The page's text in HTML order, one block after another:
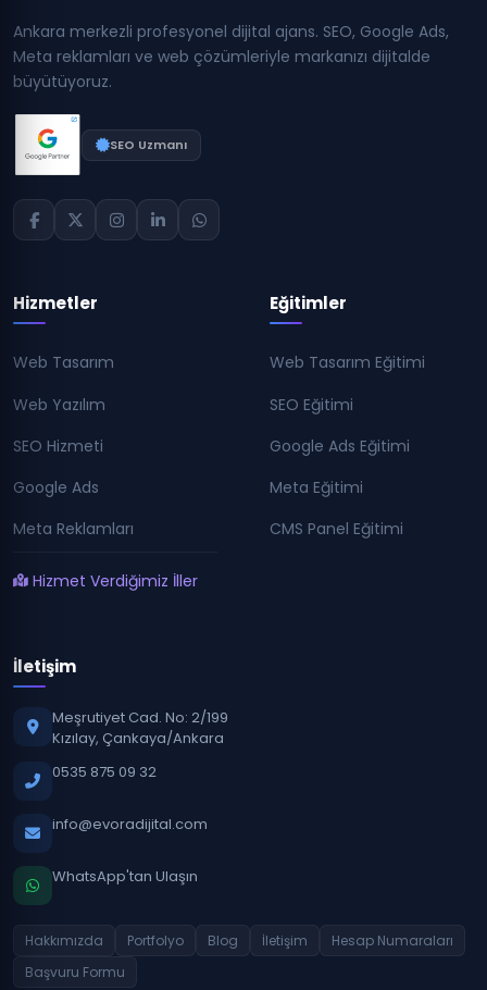
Ankara merkezli profesyonel dijital ajans. SEO, Google Ads,
Meta reklamları ve web çözümleriyle markanızı dijitalde
büyütüyoruz.
SEO Uzmanı
Hizmetler
Web Tasarım
Web Yazılım
SEO Hizmeti
Google Ads
Meta Reklamları
Hizmet Verdiğimiz İller
Eğitimler
Web Tasarım Eğitimi
SEO Eğitimi
Google Ads Eğitimi
Meta Eğitimi
CMS Panel Eğitimi
İletişim
Meşrutiyet Cad. No: 2/199
Kızılay, Çankaya/Ankara
0535 875 09 32
info@evoradijital.com
WhatsApp'tan Ulaşın
Hakkımızda Portfolyo Blog İletişim
Hesap Numaraları
Başvuru Formu